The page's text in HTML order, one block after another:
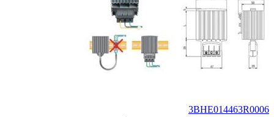
3BHE014463R0006